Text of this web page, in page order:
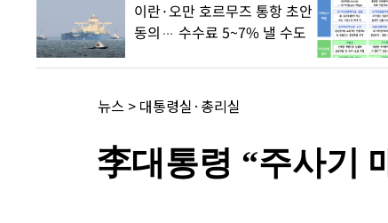
이란·오만 호르무즈 통항 초안
동의… 수수료 5~7% 낼 수도
뉴스 > 대통령실·총리실
李대통령 “주사기